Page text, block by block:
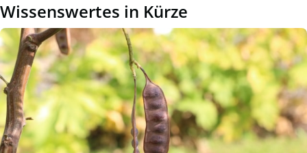
Wissenswertes in Kürze